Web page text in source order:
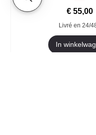
Prijs
€ 55,00
Livré en 24/
In